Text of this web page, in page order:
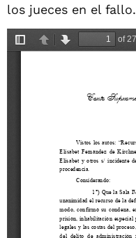
los jueces en el fallo.